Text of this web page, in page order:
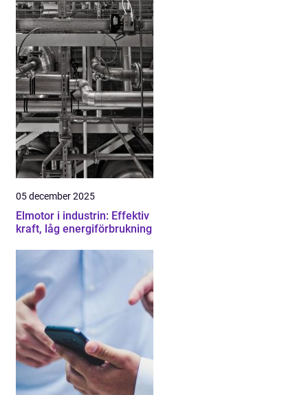
05 december 2025
Elmotor i industrin: Effektiv
kraft, låg energiförbrukning